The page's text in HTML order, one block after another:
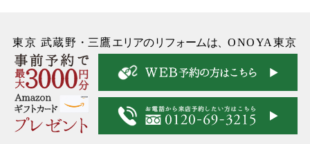
東京 武蔵野 ・ 三鷹 エリアのリフォームは、ONOYA東京